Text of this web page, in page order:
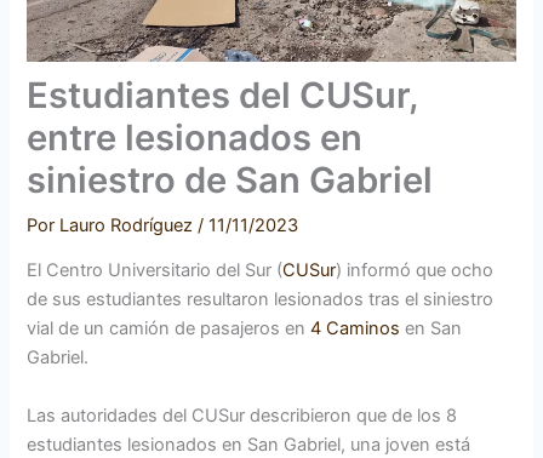
Estudiantes del CUSur,
entre lesionados en
siniestro de San Gabriel
Por Lauro Rodríguez/11/11/2023
El Centro Universitario del Sur (CUSur) informó que ocho
de sus estudiantes resultaron lesionados tras el siniestro
vial de un camión de pasajeros en4 Caminos en San
Gabriel.
Las autoridades del CUSur describieron que de los 8
estudiantes lesionados en San Gabriel, una joven está